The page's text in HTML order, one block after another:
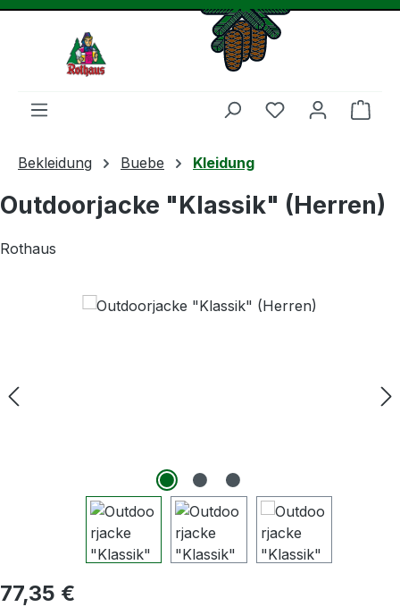
Du hast 0
Bekleidung Buebe Kleidung
Outdoorjacke "Klassik" (Herren)
Rothaus
Bildergalerie überspringen
Regulärer Preis:
77,35 €